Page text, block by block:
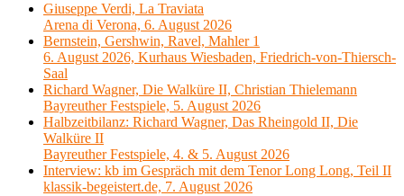
Giuseppe Verdi, La Traviata
Arena di Verona, 6. August 2026
Bernstein, Gershwin, Ravel, Mahler 1
6. August 2026, Kurhaus Wiesbaden, Friedrich-von-Thiersch-
Saal
Richard Wagner, Die Walküre II, Christian Thielemann
Bayreuther Festspiele, 5. August 2026
Halbzeitbilanz: Richard Wagner, Das Rheingold II, Die
Walküre II
Bayreuther Festspiele, 4. & 5. August 2026
Interview: kb im Gespräch mit dem Tenor Long Long, Teil II
klassik-begeistert.de, 7. August 2026